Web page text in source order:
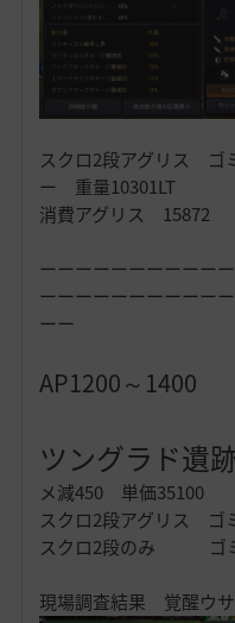
スクロ2段アグリス ゴ
ー 重量10301LT
消費アグリス
ーーーーーーーーーー
ーーーーーーーーーー
ーー
AP1200～1400
ツングラド遺
メ減450 単価35100
スクロ2段アグリス ゴ
スクロ2段のみ ゴ
現場調査結果 覚醒ウ